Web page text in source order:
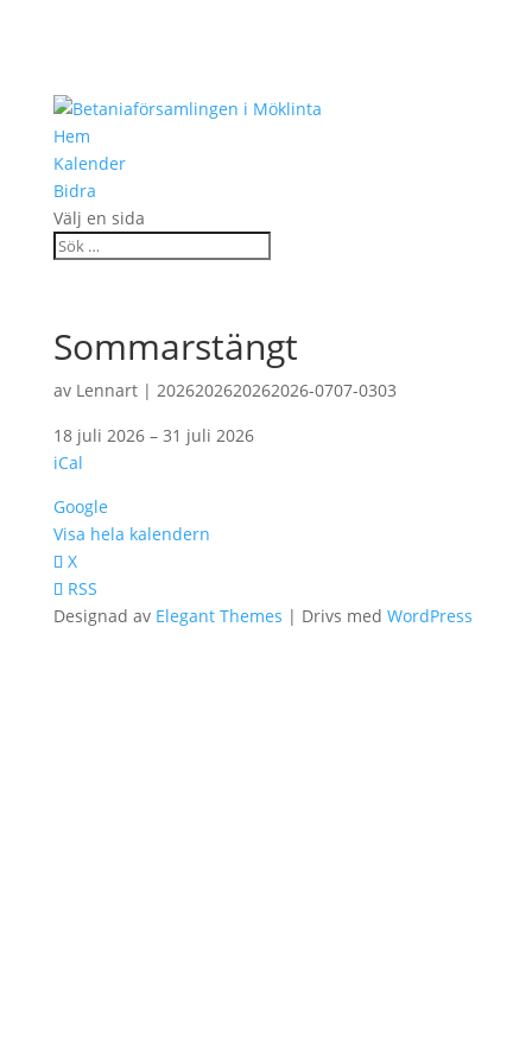
Hem
Kalender
Bidra
Välj en sida
Sommarstängt
av Lennart| 2026202620262026-0707-0303
Sommarstängt
18 juli 2026 – 31 juli 2026
iCal
Google
Visa hela kalendern
X
RSS
Designad av Elegant Themes | Drivs med WordPress